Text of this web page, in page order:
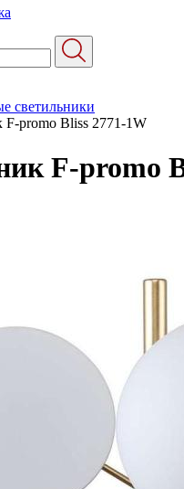
светильники
F-promo Bliss 2771-1W
F-promo